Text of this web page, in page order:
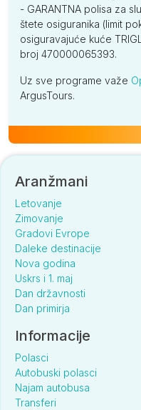
- GARANTNA polisa za
štete osiguranika (limit
osiguravajuće kuće
broj 470000065393.
Uz sve programe važe
ArgusTours.
Aranžmani
Letovanje
Zimovanje
Gradovi Evrope
Daleke destinacije
Nova godina
Uskrs i 1. maj
Dan državnosti
Dan primirja
Informacije
Polasci
Autobuski polasci
Najam autobusa
Transferi